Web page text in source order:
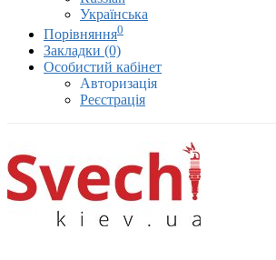
Українська
Порівняння0
Закладки (0)
Особистий кабінет
Авторизація
Реєстрація